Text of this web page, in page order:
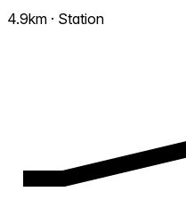
4.9km · Station